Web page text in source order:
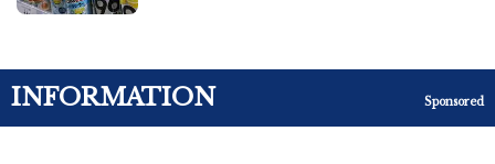
INFORMATION Sponsored